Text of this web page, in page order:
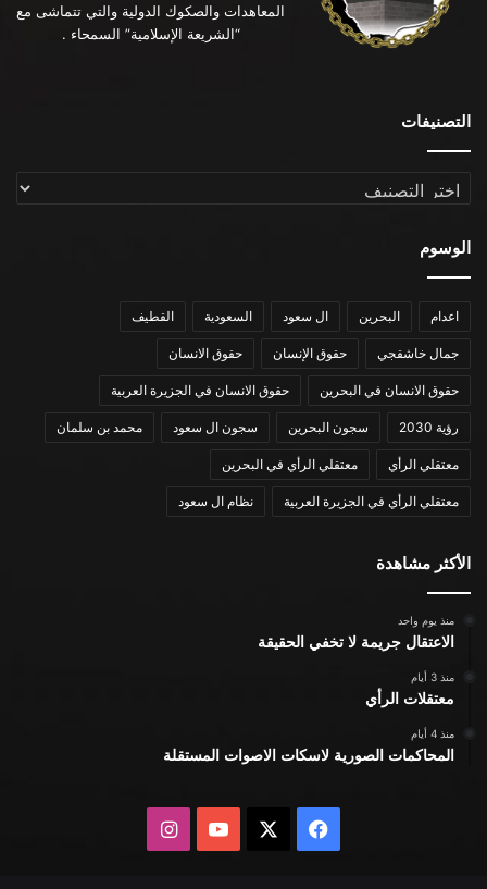
المعاهدات والصكوك الدولية والتي تتماشى مع
“الشريعة الإسلامية” السمحاء .
التصنيفات
التصنيفات
الوسوم
اعدام البحرين ال سعود السعودية القطيف
جمال خاشقجي حقوق الإنسان حقوق الانسان
حقوق الانسان في البحرين حقوق الانسان في الجزيرة العربية
رؤية 2030 سجون البحرين سجون ال سعود محمد بن سلمان
معتقلي الرأي معتقلي الرأي في البحرين
معتقلي الرأي في الجزيرة العربية نظام ال سعود
الأكثر مشاهدة
منذ يوم واحد
الاعتقال جريمة لا تخفي الحقيقة
منذ 3 أيام
معتقلات الرأي
منذ 4 أيام
المحاكمات الصورية لاسكات الاصوات المستقلة
فيسبوك يوتيوبانستقرام